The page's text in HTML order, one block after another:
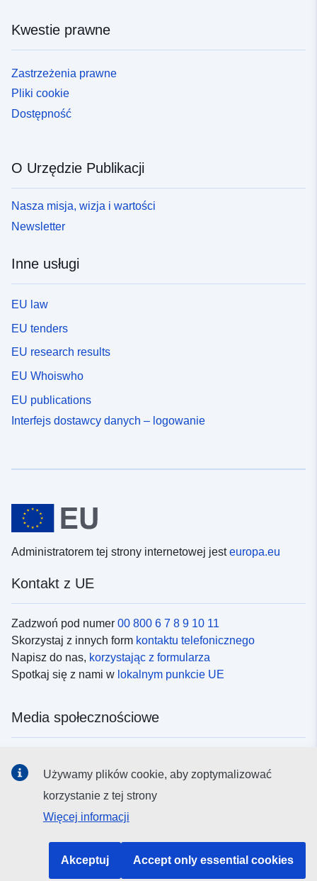
Kwestie prawne
Zastrzeżenia prawne
Pliki cookie
Dostępność
O Urzędzie Publikacji
Nasza misja, wizja i wartości
Newsletter
Inne usługi
EU law
EU tenders
EU research results
EU Whoiswho
EU publications
Interfejs dostawcy danych – logowanie
Administratorem tej strony internetowej jesteuropa.eu
Kontakt z UE
Zadzwoń pod numer 00 800 6 7 8 9 10 11
Skorzystaj z innych form kontaktu telefonicznego
Napisz do nas, korzystając z formularza
Spotkaj się z nami w lokalnym punkcie UE
Media społecznościowe
Instytucje i organy UE
Używamy plików cookie, aby zoptymalizować
korzystanie z tej strony
Więcej informacji
Akceptuj Accept only essential cookies